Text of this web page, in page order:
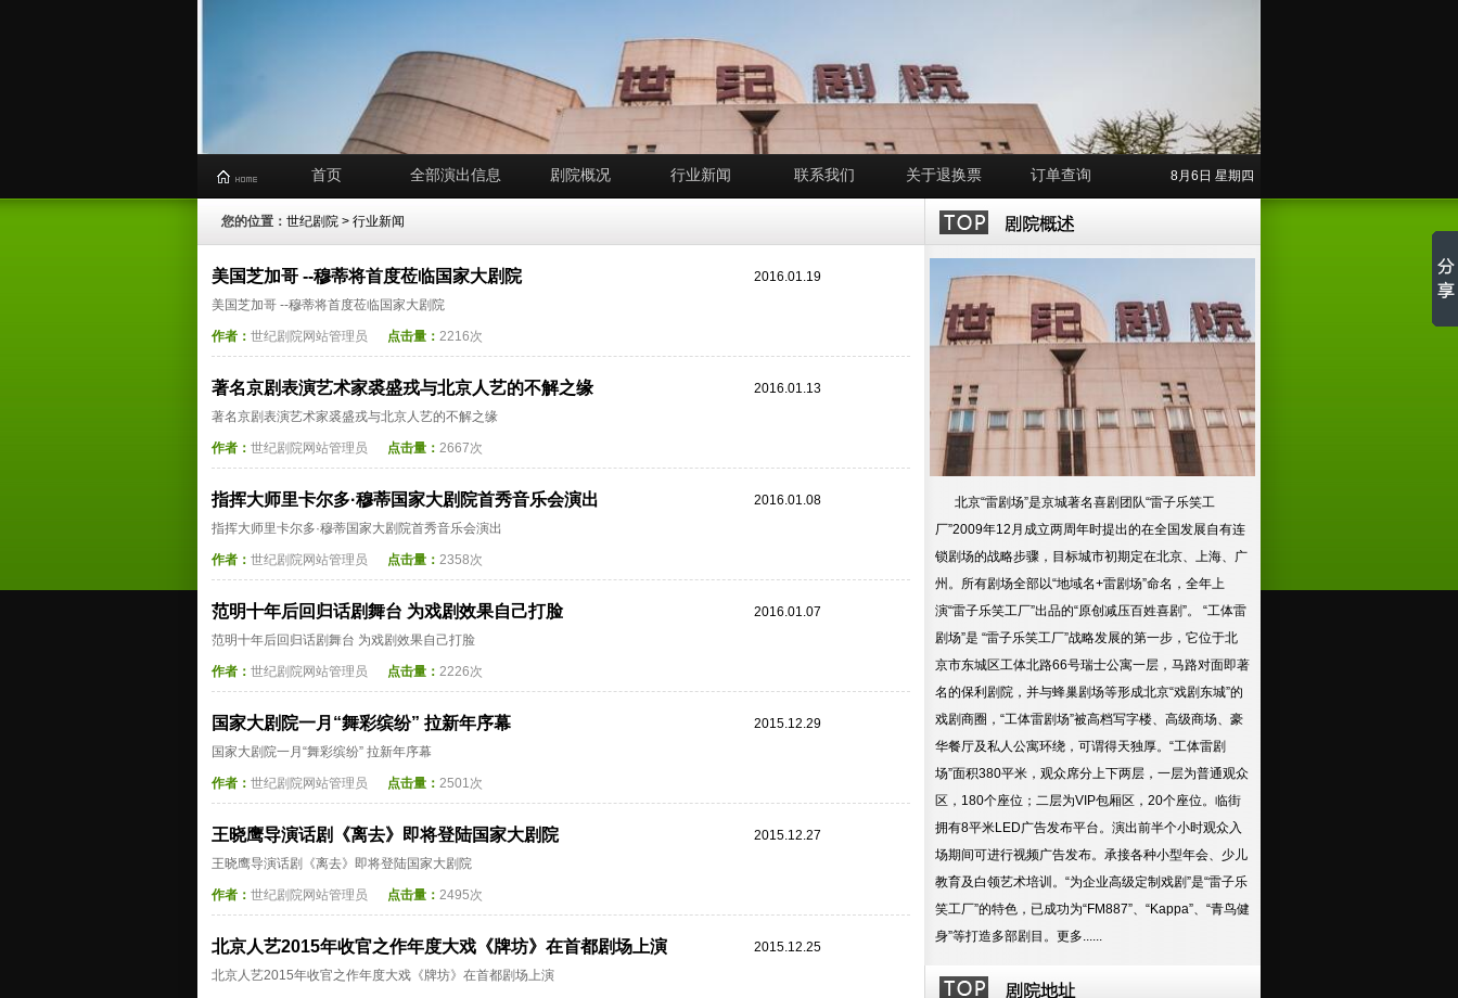
首页 全部演出信息 剧院概况 行业新闻 联系我们 关于退换票 订单查询 8月6日 星期四
您的位置： 世纪剧院 > 行业新闻
美国芝加哥 --穆蒂将首度莅临国家大剧院
2016.01.19
美国芝加哥 --穆蒂将首度莅临国家大剧院
作者： 世纪剧院网站管理员 点击量： 2216次
著名京剧表演艺术家裘盛戎与北京人艺的不解之缘
2016.01.13
著名京剧表演艺术家裘盛戎与北京人艺的不解之缘
作者： 世纪剧院网站管理员 点击量： 2667次
指挥大师里卡尔多·穆蒂国家大剧院首秀音乐会演出
2016.01.08
指挥大师里卡尔多·穆蒂国家大剧院首秀音乐会演出
作者： 世纪剧院网站管理员 点击量： 2358次
范明十年后回归话剧舞台 为戏剧效果自己打脸
2016.01.07
范明十年后回归话剧舞台 为戏剧效果自己打脸
作者： 世纪剧院网站管理员 点击量： 2226次
国家大剧院一月“舞彩缤纷” 拉新年序幕
2015.12.29
国家大剧院一月“舞彩缤纷” 拉新年序幕
作者： 世纪剧院网站管理员 点击量： 2501次
王晓鹰导演话剧《离去》即将登陆国家大剧院
2015.12.27
王晓鹰导演话剧《离去》即将登陆国家大剧院
作者： 世纪剧院网站管理员 点击量： 2495次
北京人艺2015年收官之作年度大戏《牌坊》在首都剧场上演
2015.12.25
北京人艺2015年收官之作年度大戏《牌坊》在首都剧场上演
北京“雷剧场”是京城著名喜剧团队“雷子乐笑工
厂”2009年12月成立两周年时提出的在全国发展自有连
锁剧场的战略步骤，目标城市初期定在北京、上海、广
州。所有剧场全部以“地域名+雷剧场”命名，全年上
演“雷子乐笑工厂”出品的“原创减压百姓喜剧”。 “工体雷
剧场”是 “雷子乐笑工厂”战略发展的第一步，它位于北
京市东城区工体北路66号瑞士公寓一层，马路对面即著
名的保利剧院，并与蜂巢剧场等形成北京“戏剧东城”的
戏剧商圈，“工体雷剧场”被高档写字楼、高级商场、豪
华餐厅及私人公寓环绕，可谓得天独厚。“工体雷剧
场”面积380平米，观众席分上下两层，一层为普通观众
区，180个座位；二层为VIP包厢区，20个座位。临街
拥有8平米LED广告发布平台。演出前半个小时观众入
场期间可进行视频广告发布。承接各种小型年会、少儿
教育及白领艺术培训。“为企业高级定制戏剧”是“雷子乐
笑工厂”的特色，已成功为“FM887”、“Kappa”、“青鸟健
身”等打造多部剧目。 更多......